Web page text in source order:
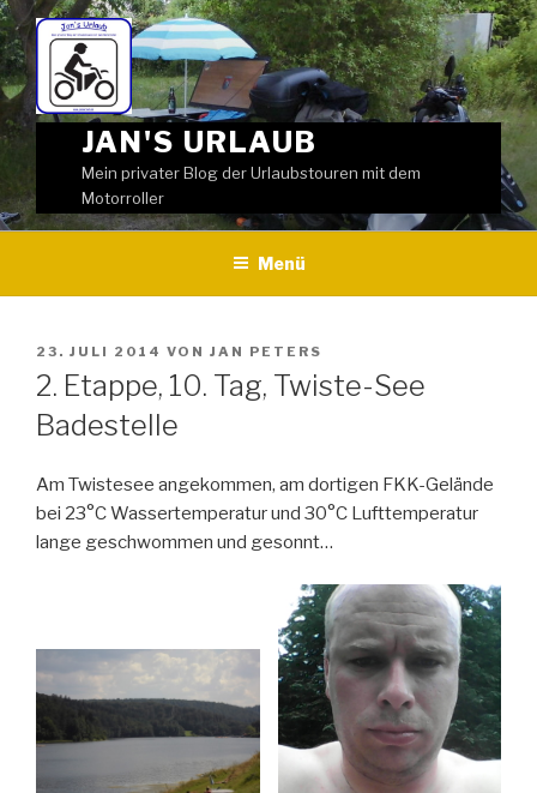
Weiter
zum
Inhalt
JAN'S URLAUB
Mein privater Blog der Urlaubstouren mit dem
Motorroller
Menü
VERÖFFENTLICHT
AM
23. JULI 2014 VON JAN PETERS
2. Etappe, 10. Tag, Twiste-See
Badestelle
Am Twistesee angekommen, am dortigen FKK-Gelände
bei 23°C Wassertemperatur und 30°C Lufttemperatur
lange geschwommen und gesonnt…